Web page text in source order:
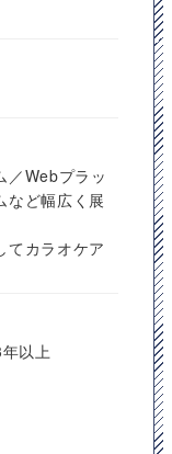
／Webプラッ
など幅広く展
てカラオケア
以上